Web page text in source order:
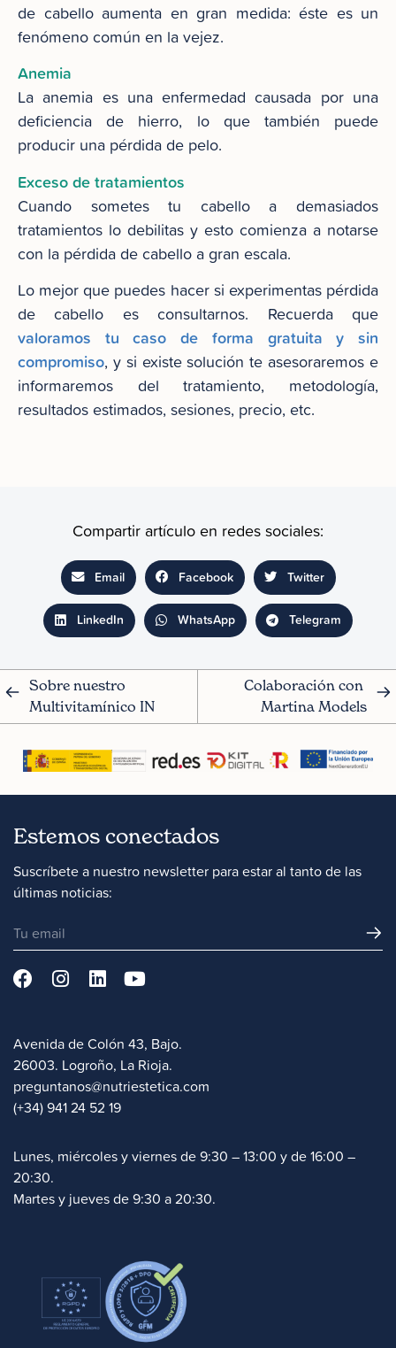
de cabello aumenta en gran medida: éste es un
fenómeno común en la vejez.
Anemia
La anemia es una enfermedad causada por una
deficiencia de hierro, lo que también puede
producir una pérdida de pelo.
Exceso de tratamientos
Cuando sometes tu cabello a demasiados
tratamientos lo debilitas y esto comienza a notarse
con la pérdida de cabello a gran escala.
Lo mejor que puedes hacer si experimentas pérdida
de cabello es consultarnos. Recuerda que
valoramos tu caso de forma gratuita y sin
compromiso, y si existe solución te asesoraremos e
informaremos del tratamiento, metodología,
resultados estimados, sesiones, precio, etc.
Compartir artículo en redes sociales:
Email Facebook Twitter
LinkedIn WhatsApp Telegram
Sobre nuestro
Multivitamínico IN
Colaboración con
Martina Models
Estemos conectados
Suscríbete a nuestro newsletter para estar al tanto de las
últimas noticias:
Avenida de Colón 43, Bajo.
26003. Logroño, La Rioja.
preguntanos@nutriestetica.com
(+34) 941 24 52 19
Lunes, miércoles y viernes de 9:30 – 13:00 y de 16:00 –
20:30.
Martes y jueves de 9:30 a 20:30.